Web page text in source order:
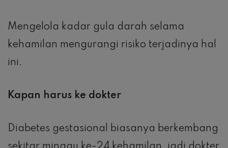
Mengelola kadar gula darah selama
kehamilan mengurangi risiko terjadinya hal
ini.
Kapan harus ke dokter
Diabetes gestasional biasanya berkembang